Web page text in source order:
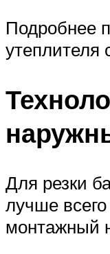
Подробнее
утеплителя
Для резки
лучше
монтажный